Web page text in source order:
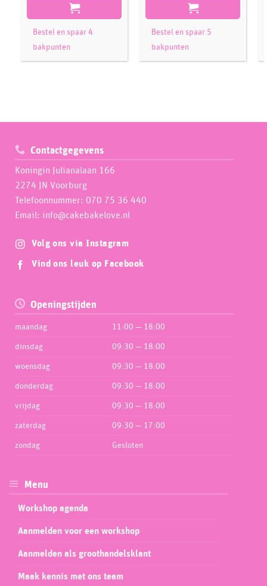
Bestel en spaar 4
bakpunten
Bestel en spaar 5
bakpunten
Contactgegevens
Koningin Julianalaan 166
2274 JN Voorburg
Telefoonnummer: 070 75 36 440
Email: info@cakebakelove.nl
Volg ons via Instagram
Vind ons leuk op Facebook
Openingstijden
maandag 11:00 — 18:00
dinsdag 09:30 — 18:00
woensdag 09:30 — 18:00
donderdag 09:30 — 18:00
vrijdag 09:30 — 18:00
zaterdag 09:30 — 17:00
zondag Gesloten
Menu
Workshop agenda
Aanmelden voor een workshop
Aanmelden als groothandelsklant
Maak kennis met ons team